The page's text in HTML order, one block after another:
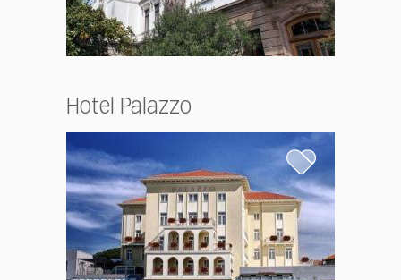
Hotel Palazzo